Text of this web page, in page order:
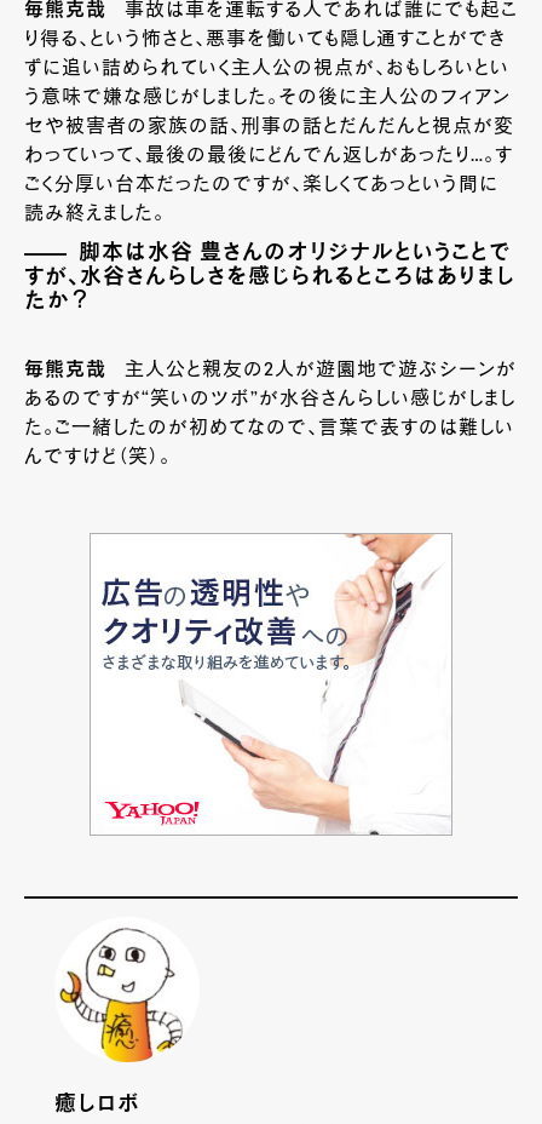
毎熊克哉
事故は車を運転する人であれば誰にでも起こ
り得る、という怖さと、悪事を働いても隠し通すことができ
ずに追い詰められていく主人公の視点が、おもしろいとい
う意味で嫌な感じがしました。その後に主人公のフィアン
セや被害者の家族の話、刑事の話とだんだんと視点が変
わっていって、最後の最後にどんでん返しがあったり…。す
ごく分厚い台本だったのですが、楽しくてあっという間に
読み終えました。
脚本は水谷 豊さんのオリジナルということで
すが、水谷さんらしさを感じられるところはありまし
たか？
毎熊克哉
主人公と親友の2人が遊園地で遊ぶシーンが
あるのですが“笑いのツボ”が水谷さんらしい感じがしまし
た。ご一緒したのが初めてなので、言葉で表すのは難しい
んですけど（笑）。
癒しロボ